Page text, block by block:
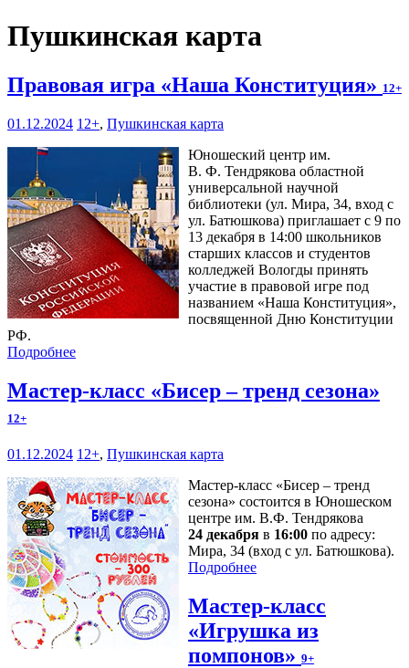
Пушкинская карта
Правовая игра «Наша Конституция» 12+
01.12.2024 12+, Пушкинская карта
Юношеский центр им.
В. Ф. Тендрякова областной
универсальной научной
библиотеки (ул. Мира, 34, вход с
ул. Батюшкова) приглашает с 9 по
13 декабря в 14:00 школьников
старших классов и студентов
колледжей Вологды принять
участие в правовой игре под
названием «Наша Конституция»,
посвященной Дню Конституции
РФ.
Подробнее
Мастер-класс «Бисер – тренд сезона»
12+
01.12.2024 12+, Пушкинская карта
Мастер-класс «Бисер – тренд
сезона» состоится в Юношеском
центре им. В.Ф. Тендрякова
24 декабря в 16:00 по адресу:
Мира, 34 (вход с ул. Батюшкова).
Подробнее
Мастер-класс
«Игрушка из
помпонов» 9+